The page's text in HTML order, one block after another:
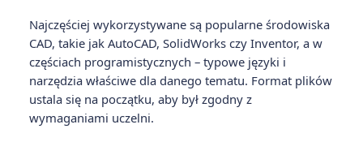
Najczęściej wykorzystywane są popularne środowiska
CAD, takie jak AutoCAD, SolidWorks czy Inventor, a w
częściach programistycznych – typowe języki i
narzędzia właściwe dla danego tematu. Format plików
ustala się na początku, aby był zgodny z
wymaganiami uczelni.